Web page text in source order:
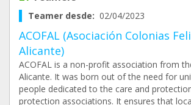
Teamer desde: 02/04/2023
ACOFAL (Asociación Colonias
Alicante)
ACOFAL is a non-profit association from
Alicante. It was born out of the need for
people dedicated to the care and
protection associations. It ensures that